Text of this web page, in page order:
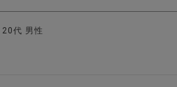
返品・交換対象外商品】
20代 男性